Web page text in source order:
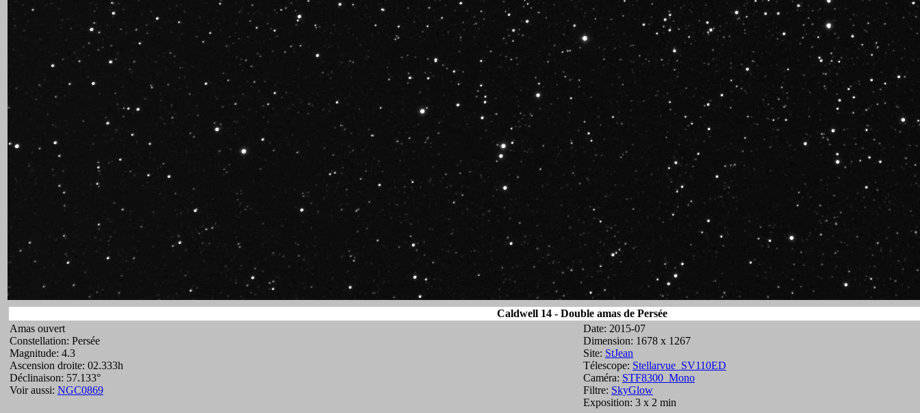
Caldwell 14 - Double amas de Persée
Amas ouvert
Constellation: Persée
Magnitude: 4.3
Ascension droite: 02.333h
Déclinaison: 57.133°
Voir aussi: NGC0869
Date: 2015-07
Dimension: 1678 x 1267
Site: StJean
Télescope: Stellarvue_SV110ED
Caméra: STF8300_Mono
Filtre: SkyGlow
Exposition: 3 x 2 min